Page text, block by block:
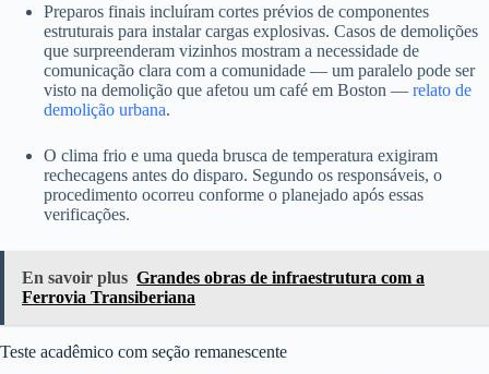
Preparos finais incluíram cortes prévios de componentes
estruturais para instalar cargas explosivas. Casos de demolições
que surpreenderam vizinhos mostram a necessidade de
comunicação clara com a comunidade — um paralelo pode ser
visto na demolição que afetou um café em Boston — relato de
demolição urbana.
O clima frio e uma queda brusca de temperatura exigiram
rechecagens antes do disparo. Segundo os responsáveis, o
procedimento ocorreu conforme o planejado após essas
verificações.
En savoir plus Grandes obras de infraestrutura com a
Ferrovia Transiberiana
Teste acadêmico com seção remanescente